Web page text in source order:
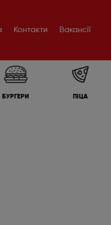
Контакти Вакансії
БУРГЕРИ ПІЦА